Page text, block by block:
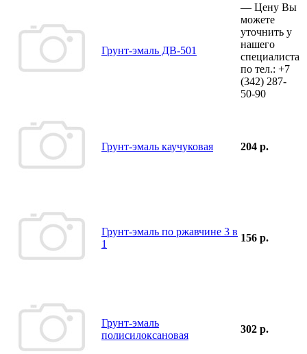
Грунт-эмаль ДВ-501
— Цену Вы
можете
уточнить у
нашего
специалиста
по тел.: +7
(342) 287-
50-90
Грунт-эмаль каучуковая 204 р.
Грунт-эмаль по ржавчине 3 в
1
156 р.
Грунт-эмаль
полисилоксановая
302 р.